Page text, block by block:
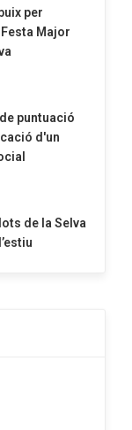
per
Major
puntuació
d'un
de la Selva